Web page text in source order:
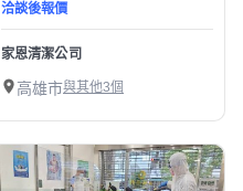
洽談後報價
家恩清潔公司
高雄市與其他3個